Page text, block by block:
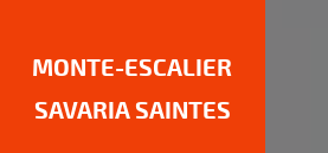
MONTE-ESCALIER
SAVARIA SAINTES